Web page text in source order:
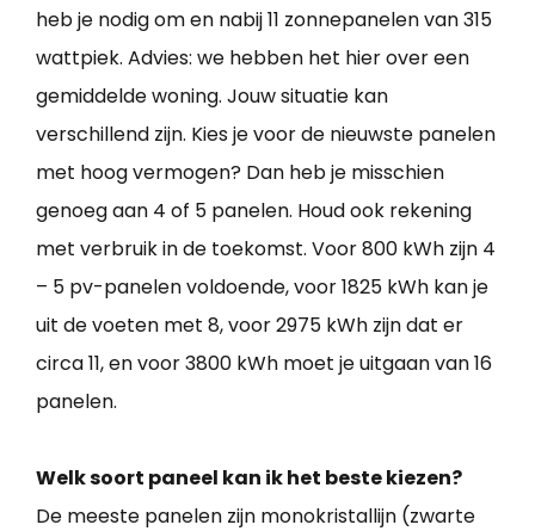
heb je nodig om en nabij 11 zonnepanelen van 315
wattpiek. Advies: we hebben het hier over een
gemiddelde woning. Jouw situatie kan
verschillend zijn. Kies je voor de nieuwste panelen
met hoog vermogen? Dan heb je misschien
genoeg aan 4 of 5 panelen. Houd ook rekening
met verbruik in de toekomst. Voor 800 kWh zijn 4
– 5 pv-panelen voldoende, voor 1825 kWh kan je
uit de voeten met 8, voor 2975 kWh zijn dat er
circa 11, en voor 3800 kWh moet je uitgaan van 16
panelen.
Welk soort paneel kan ik het beste kiezen?
De meeste panelen zijn monokristallijn (zwarte